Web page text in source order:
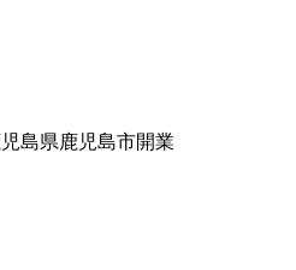
島県鹿児島市開業